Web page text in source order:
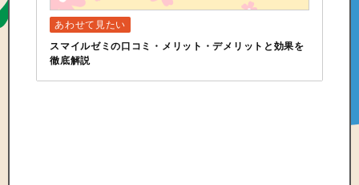
スマイルゼミの口コミ・メリット・デメリットと効果を
徹底解説